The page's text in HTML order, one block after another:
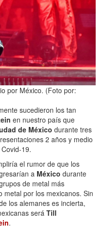
por México. (Foto por:
sucedieron los tan
en nuestro país que
de México durante tres
2 años y medio
19.
el rumor de que los
a México durante
de metal más
metal por los mexicanos. Sin
los alemanes es incierta,
será Till
.